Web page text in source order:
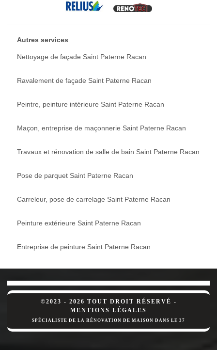
Autres services
Nettoyage de façade Saint Paterne Racan
Ravalement de façade Saint Paterne Racan
Peintre, peinture intérieure Saint Paterne Racan
Maçon, entreprise de maçonnerie Saint Paterne Racan
Travaux et rénovation de salle de bain Saint Paterne Racan
Pose de parquet Saint Paterne Racan
Carreleur, pose de carrelage Saint Paterne Racan
Peinture extérieure Saint Paterne Racan
Entreprise de peinture Saint Paterne Racan
©2023 - 2026 TOUT DROIT RÉSERVÉ -
MENTIONS LÉGALES
SPÉCIALISTE DE LA RÉNOVATION DE MAISON DANS LE 37